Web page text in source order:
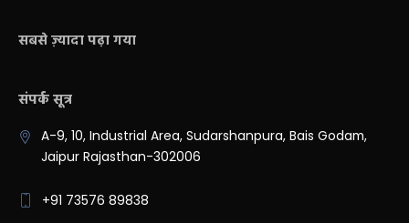
सबसे ज़्यादा पढ़ा गया
संपर्क सूत्र
A-9, 10, Industrial Area, Sudarshanpura, Bais Godam,
Jaipur Rajasthan-302006
+91 73576 89838